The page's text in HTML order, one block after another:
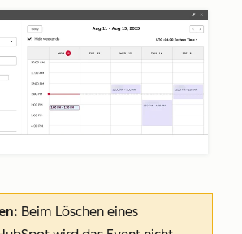
Beim Löschen eines